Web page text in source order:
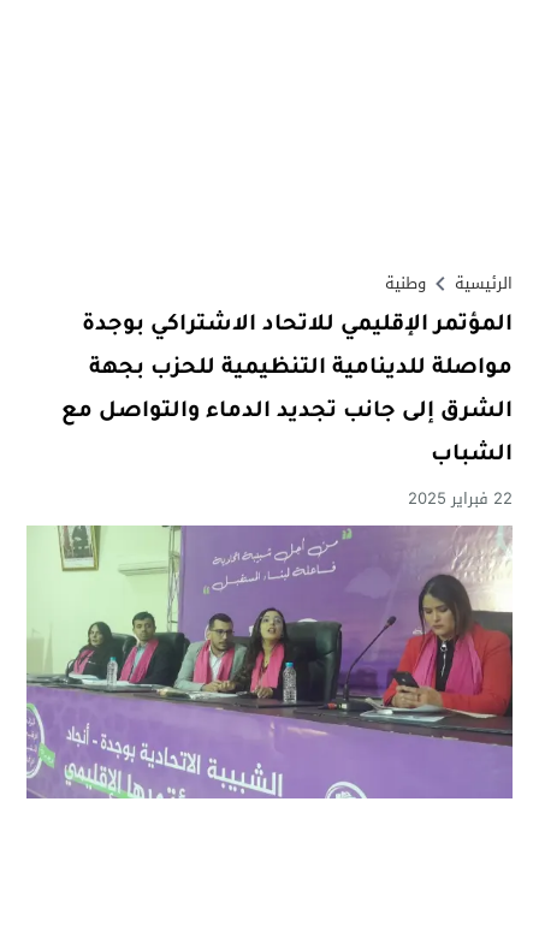
الرئيسية وطنية
المؤتمر الإقليمي للاتحاد الاشتراكي بوجدة
مواصلة للدينامية التنظيمية للحزب بجهة
الشرق إلى جانب تجديد الدماء والتواصل مع
الشباب
22 فبراير 2025